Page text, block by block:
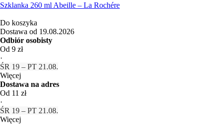
Szklanka 260 ml Abeille – La Rochére
Do koszyka
Dostawa od 19.08.2026
Odbiór osobisty
Od 9 zł
·
ŚR 19 – PT 21.08.
Więcej
Dostawa na adres
Od 11 zł
·
ŚR 19 – PT 21.08.
Więcej